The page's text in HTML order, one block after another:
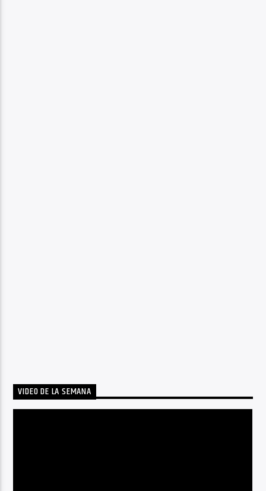
VIDEO DE LA SEMANA